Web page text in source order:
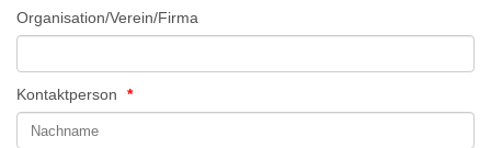
Organisation/Verein/Firma
Kontaktperson *